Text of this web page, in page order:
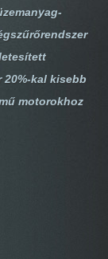
kal kisebb
motorokhoz